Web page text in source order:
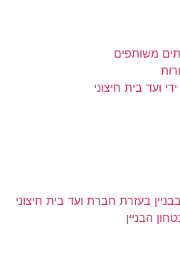
משותפים
ועד בית חיצוני
בעזרת חברת ועד בית חיצוני
הבניין